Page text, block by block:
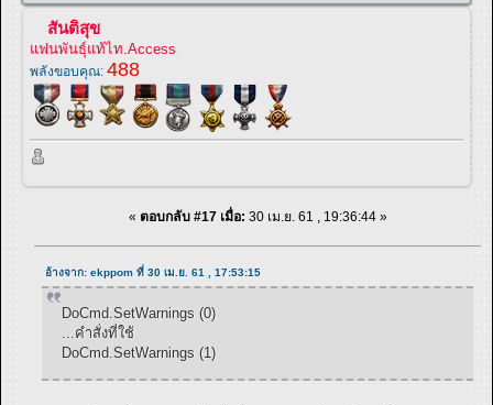
สันติสุข
แฟนพันธุ์แท้ไท.Access
พลังขอบคุณ: 488
« ตอบกลับ #17 เมื่อ: 30 เม.ย. 61 , 19:36:44 »
อ้างจาก: ekppom ที่ 30 เม.ย. 61 , 17:53:15
DoCmd.SetWarnings (0)
...คำสั่งที่ใช้
DoCmd.SetWarnings (1)